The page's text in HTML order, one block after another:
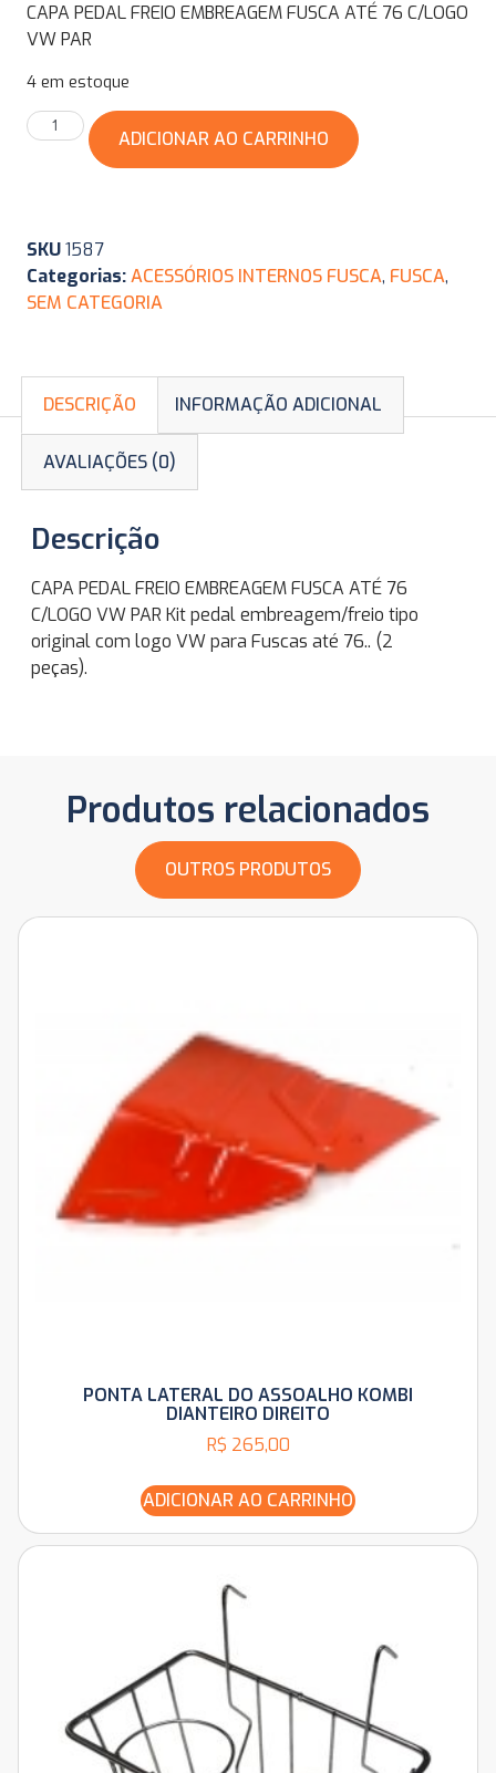
CAPA PEDAL FREIO EMBREAGEM FUSCA ATÉ 76 C/LOGO
VW PAR
4 em estoque
ADICIONAR AO CARRINHO
SKU1587
Categorias:ACESSÓRIOS INTERNOS FUSCA, FUSCA,
SEM CATEGORIA
DESCRIÇÃO INFORMAÇÃO ADICIONAL
AVALIAÇÕES (0)
Descrição
CAPA PEDAL FREIO EMBREAGEM FUSCA ATÉ 76
C/LOGO VW PAR Kit pedal embreagem/freio tipo
original com logo VW para Fuscas até 76.. (2
peças).
Produtos relacionados
OUTROS PRODUTOS
PONTA LATERAL DO ASSOALHO KOMBI
DIANTEIRO DIREITO
R$ 265,00
ADICIONAR AO CARRINHO